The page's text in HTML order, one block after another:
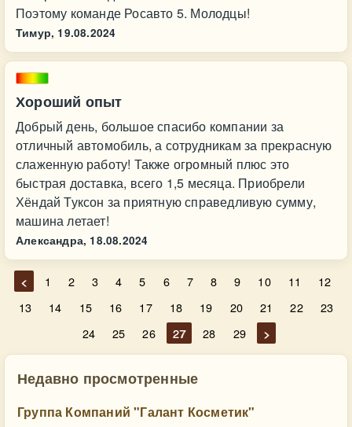
Поэтому команде Росавто 5. Молодцы!
Тимур, 19.08.2024
Хороший опыт
Добрый день, большое спасибо компании за
отличный автомобиль, а сотрудникам за прекрасную
слаженную работу! Также огромный плюс это
быстрая доставка, всего 1,5 месяца. Приобрели
Хёндай Туксон за приятную справедливую сумму,
машина летает!
Александра, 18.08.2024
< 1 2 3 4 5 6 7 8 9 10 11
12
13
14 15 16 17 18 19 20 21 22
23
24
25 26 27 28 29 >
Недавно просмотренные
Группа Компаний "Галант Косметик"